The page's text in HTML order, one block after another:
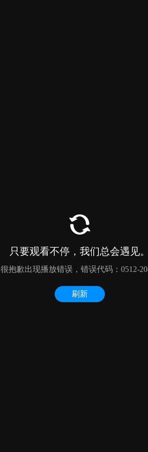
只要观看不停，我们总会遇见。
很抱歉出现播放错误，错误代码：0512-
刷新